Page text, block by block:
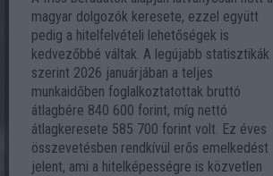
magyar dolgozók keresete, ezzel együtt
pedig a hitelfelvételi lehetőségek is
kedvezőbbé váltak. A legújabb statisztikák
szerint 2026 januárjában a teljes
munkaidőben foglalkoztatottak bruttó
átlagbére 840 600 forint, míg nettó
átlagkeresete 585 700 forint volt. Ez éves
összevetésben rendkívül erős emelkedést
jelent, ami a hitelképességre is közvetlen